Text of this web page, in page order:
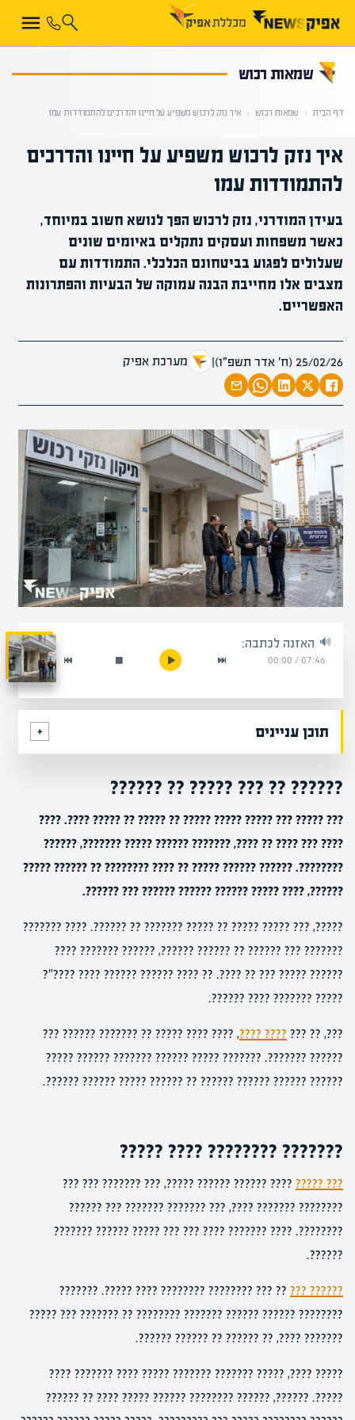
שמאות רכוש
דף הבית ‹ שמאות רכוש ‹ איך נזק לרכוש משפיע על חיינו והדרכים להתמודדות עמו
איך נזק לרכוש משפיע על חיינו והדרכים
להתמודדות עמו
בעידן המודרני, נזק לרכוש הפך לנושא חשוב במיוחד,
כאשר משפחות ועסקים נתקלים באיומים שונים
שעלולים לפגוע בביטחונם הכלכלי. התמודדות עם
מצבים אלו מחייבת הבנה עמוקה של הבעיות והפתרונות
האפשריים.
25/02/26 (ח׳ אדר תשפ״ו) | מערכת אפיק
האזנה לכתבה:
07:46
/
00:00
תוכן עניינים
?????? ?? ??? ????? ?? ??????
??? ????? ??? ????? ????? ????? ?? ????? ?? ????? ????. ????
???? ??? ???? ?? ????, ??????? ?????? ????? ???????, ??????
????????. ?????? ?????? ????? ?? ???? ???????? ?? ?????? ?????
??????, ???? ????? ?????? ?????? ?????? ??? ??????.
?????, ??? ????? ????? ?? ????? ??????? ?? ??????. ???? ???????
??????? ??? ?????? ?? ?????? ??????, ?????? ??????? ????
?????? ????? ??? ?? ????. ?? ???? ?????? ?????? ???? ????"?
????? ??????? ???? ??????.
???, ?? ???
???? ????
, ???? ???? ????? ?? ??????? ?????? ???
?????? ???????. ??????? ????? ?????? ??????? ?????? ?????
?????? ?????? ?????? ?????? ?? ?????? ????? ?????? ??????.
??????? ???????? ???? ?????
??? ?????
???? ?????? ?????? ?????, ??? ??????? ??? ???
???????? ??????? ????, ??? ??????? ??????? ??? ??????
????????. ???? ??????? ???? ??? ??? ????? ?????? ???????
??????.
?????? ???
?? ??? ???????? ???????? ???? ?????. ???????
???????? ?????? ?????? ??????? ???????? ?? ??????? ??? ?????
??????? ????, ?? ?????? ?? ?????? ??????.
????? ????, ????? ??????? ??????? ????? ???? ??????? ????
?????. ??????, ?????? ???????? ?????? ????? ???? ?? ??????